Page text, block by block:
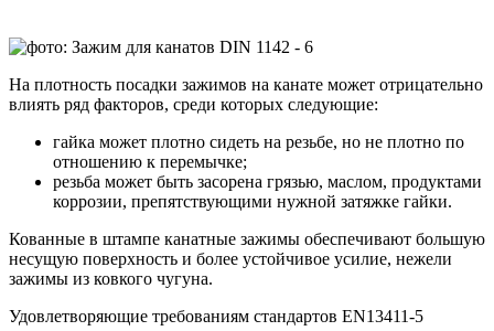
На плотность посадки зажимов на канате может отрицательно
влиять ряд факторов, среди которых следующие:
гайка может плотно сидеть на резьбе, но не плотно по
отношению к перемычке;
резьба может быть засорена грязью, маслом, продуктами
коррозии, препятствующими нужной затяжке гайки.
Кованные в штампе канатные зажимы обеспечивают большую
несущую поверхность и более устойчивое усилие, нежели
зажимы из ковкого чугуна.
Удовлетворяющие требованиям стандартов EN13411-5